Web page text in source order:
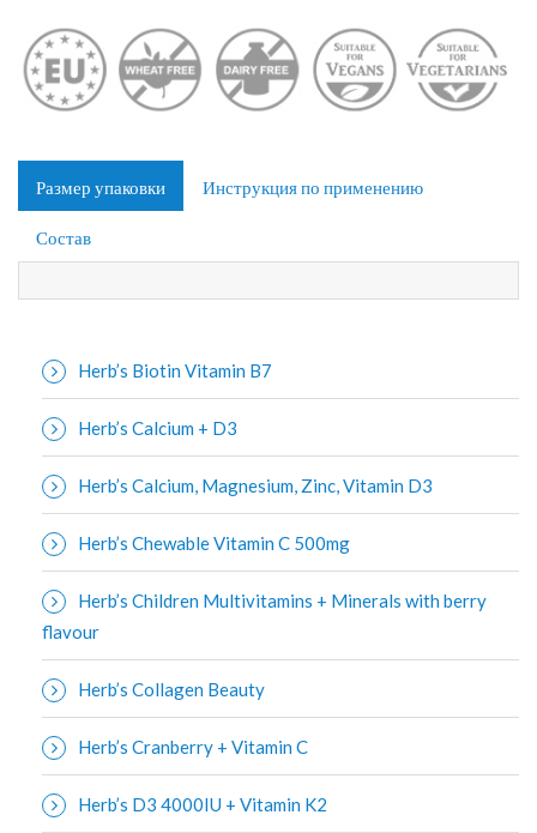
Размер упаковки Инструкция по применению
Состав
Herb’s Biotin Vitamin B7
Herb’s Calcium + D3
Herb’s Calcium, Magnesium, Zinc, Vitamin D3
Herb’s Chewable Vitamin C 500mg
Herb’s Children Multivitamins + Minerals with berry
flavour
Herb’s Collagen Beauty
Herb’s Cranberry + Vitamin C
Herb’s D3 4000IU + Vitamin K2